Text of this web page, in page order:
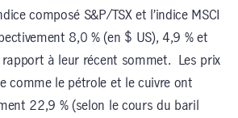
composé S&P/TSX et l’indice MSCI
8,0 % (en $ US), 4,9 % et
rapport à leur récent sommet. Les prix
comme le pétrole et le cuivre ont
22,9 % (selon le cours du baril